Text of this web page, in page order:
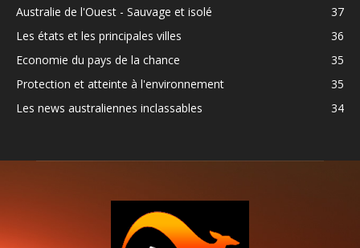
Australie de l'Ouest - Sauvage et isolé
37
Les états et les principales villes
36
Economie du pays de la chance
35
Protection et atteinte à l'environnement
35
Les news australiennes inclassables
34